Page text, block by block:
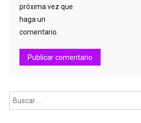
próxima vez que
haga un
comentario.